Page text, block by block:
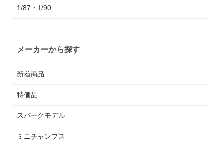
1/87・1/90
メーカーから探す
新着商品
特価品
スパークモデル
ミニチャンプス